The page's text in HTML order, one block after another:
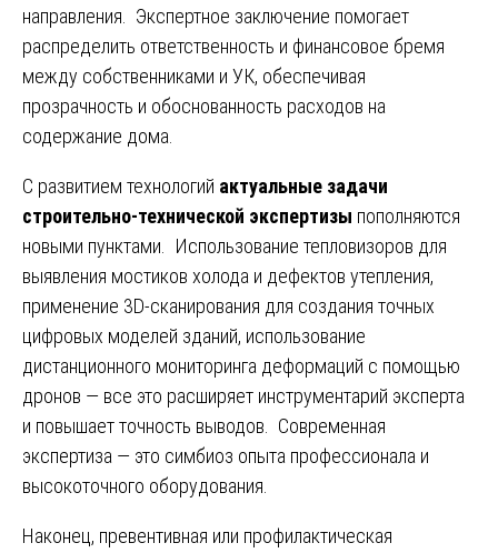
направления. Экспертное заключение помогает
распределить ответственность и финансовое бремя
между собственниками и УК, обеспечивая
прозрачность и обоснованность расходов на
содержание дома.
С развитием технологий актуальные задачи
строительно-технической экспертизы пополняются
новыми пунктами. Использование тепловизоров для
выявления мостиков холода и дефектов утепления,
применение 3D-сканирования для создания точных
цифровых моделей зданий, использование
дистанционного мониторинга деформаций с помощью
дронов — все это расширяет инструментарий эксперта
и повышает точность выводов. Современная
экспертиза — это симбиоз опыта профессионала и
высокоточного оборудования.
Наконец, превентивная или профилактическая